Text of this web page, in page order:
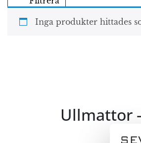
Inga produkter hittades
Ullmattor